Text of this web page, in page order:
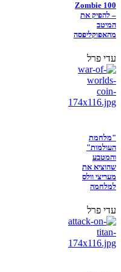
Zombie 100
– להפיק את
המיטב
מהאפוקליפסה
עדי פרל
"מלחמת
העולמות"
והמטבע
שהוציא את
מעריצי וולס
למלחמה
עדי פרל